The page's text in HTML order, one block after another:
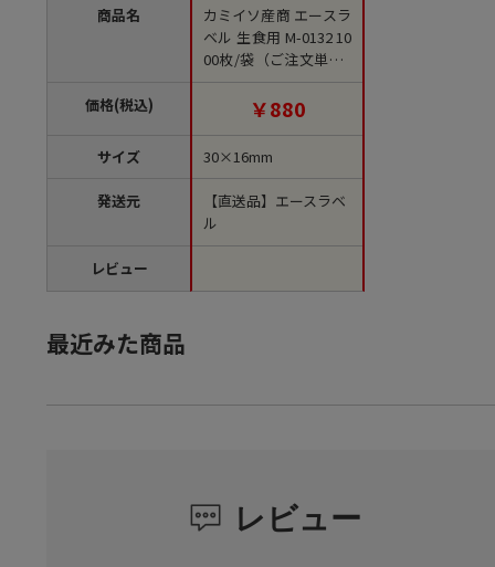
商品名
価格(税込)
サイズ
発送元
レビュー
カミイソ産商 エースラ
ベル 生食用 M-0132 10
00枚/袋（ご注文単位1
袋）【直送品】
￥880
30×16mm
【直送品】エースラベ
ル
最近みた商品
レビュー